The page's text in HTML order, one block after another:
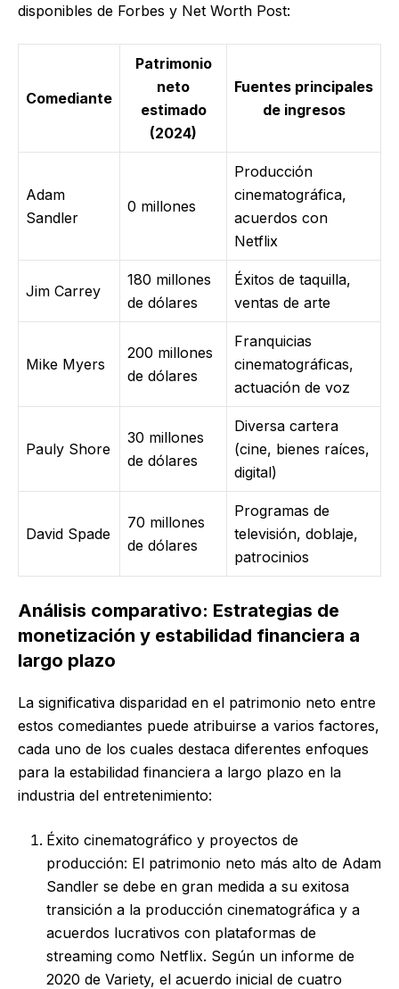
disponibles de Forbes y Net Worth Post:
Comediante
Patrimonio
neto
estimado
(2024)
Fuentes principales
de ingresos
Adam
Sandler
0 millones
Producción
cinematográfica,
acuerdos con
Netflix
Jim Carrey
180 millones
de dólares
Éxitos de taquilla,
ventas de arte
Mike Myers
200 millones
de dólares
Franquicias
cinematográficas,
actuación de voz
Pauly Shore
30 millones
de dólares
Diversa cartera
(cine, bienes raíces,
digital)
David Spade
70 millones
de dólares
Programas de
televisión, doblaje,
patrocinios
Análisis comparativo: Estrategias de
monetización y estabilidad financiera a
largo plazo
La significativa disparidad en el patrimonio neto entre
estos comediantes puede atribuirse a varios factores,
cada uno de los cuales destaca diferentes enfoques
para la estabilidad financiera a largo plazo en la
industria del entretenimiento:
Éxito cinematográfico y proyectos de
producción: El patrimonio neto más alto de Adam
Sandler se debe en gran medida a su exitosa
transición a la producción cinematográfica y a
acuerdos lucrativos con plataformas de
streaming como Netflix. Según un informe de
2020 de Variety, el acuerdo inicial de cuatro